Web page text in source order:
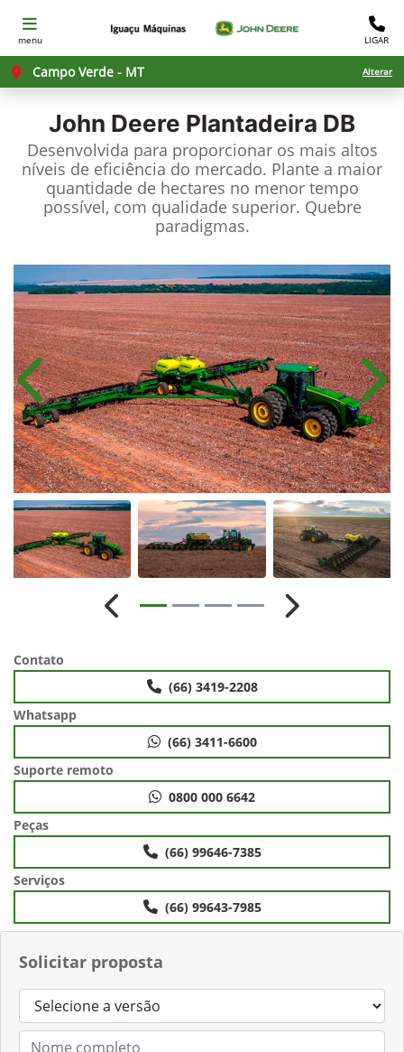
menu LIGAR
Campo Verde - MT Alterar
John Deere Plantadeira DB
Desenvolvida para proporcionar os mais altos
níveis de eficiência do mercado. Plante a maior
quantidade de hectares no menor tempo
possível, com qualidade superior. Quebre
paradigmas.
Solicitar proposta
Anterior
Anterior Próximo
Contato
(66) 3419-2208
Whatsapp
(66) 3411-6600
Suporte remoto
0800 000 6642
Peças
(66) 99646-7385
Serviços
(66) 99643-7985